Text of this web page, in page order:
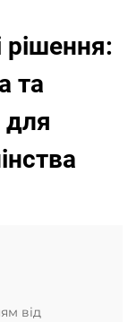
рішення:
та
для
від